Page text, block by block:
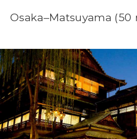
Osaka–Matsuyama (50